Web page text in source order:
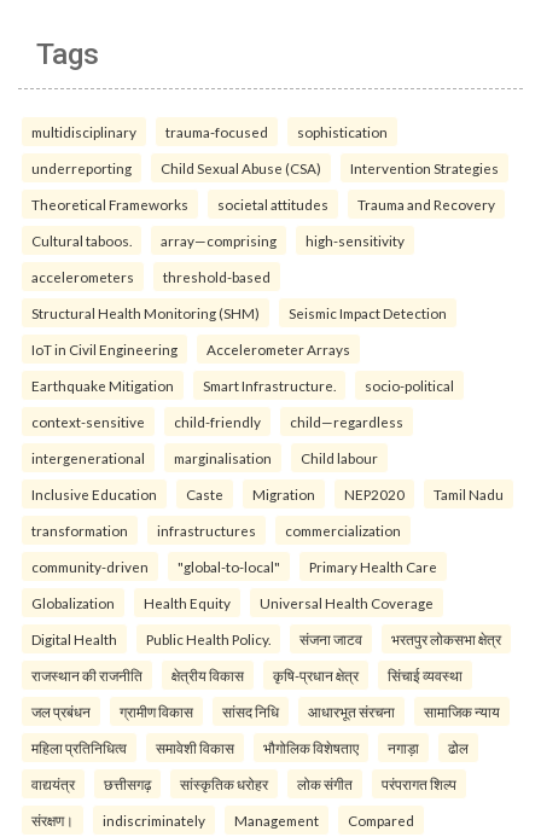
Tags
multidisciplinary trauma-focused sophistication
underreporting Child Sexual Abuse (CSA) Intervention Strategies
Theoretical Frameworks societal attitudes Trauma and Recovery
Cultural taboos. array—comprising high-sensitivity
accelerometers threshold-based
Structural Health Monitoring (SHM) Seismic Impact Detection
IoT in Civil Engineering Accelerometer Arrays
Earthquake Mitigation Smart Infrastructure. socio-political
context-sensitive child-friendly child—regardless
intergenerational marginalisation Child labour
Inclusive Education Caste Migration NEP2020 Tamil Nadu
transformation infrastructures commercialization
community-driven "global-to-local" Primary Health Care
Globalization Health Equity Universal Health Coverage
Digital Health Public Health Policy. संजना जाटव भरतपुर लोकसभा क्षेत्र
राजस्थान की राजनीति क्षेत्रीय विकास कृषि-प्रधान क्षेत्र सिंचाई व्यवस्था
जल प्रबंधन ग्रामीण विकास सांसद निधि आधारभूत संरचना सामाजिक न्याय
महिला प्रतिनिधित्व समावेशी विकास भौगोलिक विशेषताए नगाड़ा ढोल
वाद्ययंत्र छत्तीसगढ़ सांस्कृतिक धरोहर लोक संगीत परंपरागत शिल्प
संरक्षण। indiscriminately Management Compared